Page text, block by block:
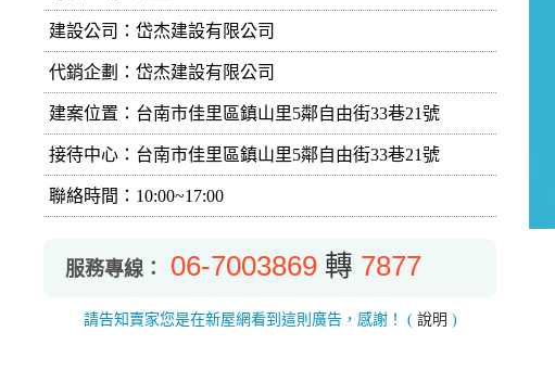
建設公司： 岱杰建設有限公司
代銷企劃：岱杰建設有限公司
建案位置：台南市佳里區鎮山里5鄰自由街33巷21號
接待中心：台南市佳里區鎮山里5鄰自由街33巷21號
聯絡時間：10:00~17:00
服務專線： 06-7003869 轉 7877
請告知賣家您是在新屋網看到這則廣告，感謝！ ( 說明 )